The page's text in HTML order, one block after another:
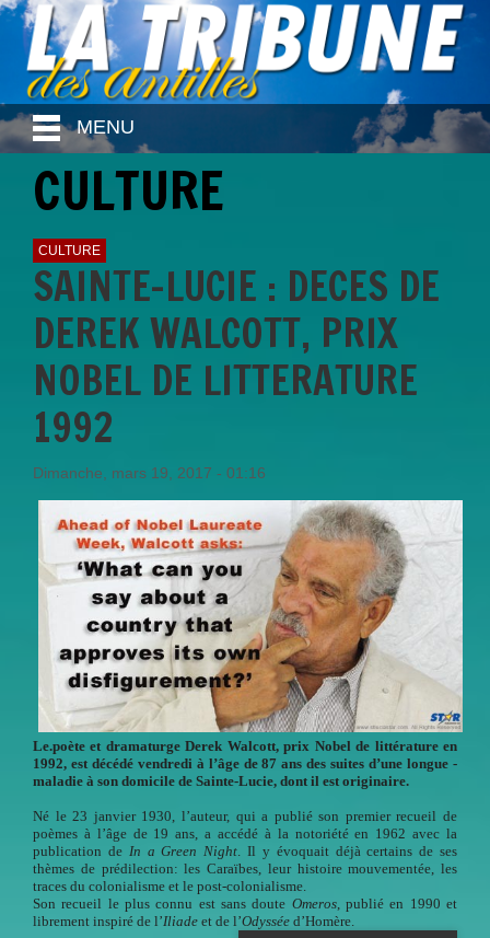
MENU
CULTURE
CULTURE
SAINTE-LUCIE : DECES DE
DEREK WALCOTT, PRIX
NOBEL DE LITTERATURE
1992
Dimanche, mars 19, 2017 - 01:16
Le.poète et dramaturge Derek Walcott, prix Nobel de ­littérature en
1992, est décédé ­vendredi à l’âge de 87 ans des suites d’une longue ­
maladie à son domicile de Sainte-­Lucie, dont il est originaire.
Né le 23 janvier 1930, l’auteur, qui a publié son premier recueil de
poèmes à l’âge de 19 ans, a accédé à la notoriété en 1962 avec la
publication de In a Green Night . Il y évoquait déjà certains de ses
thèmes de prédilection: les Caraïbes, leur histoire mouvementée, les
traces du colonialisme et le post-colonialisme.
Son recueil le plus connu est sans doute Omeros, publié en 1990 et
librement inspiré de l’Iliade et de l’Odyssée d’Homère.